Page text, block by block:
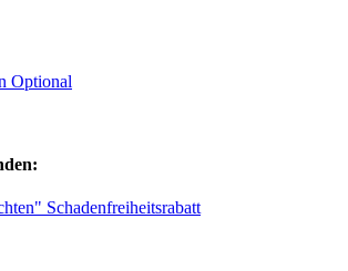
Optional
Schadenfreiheitsrabatt